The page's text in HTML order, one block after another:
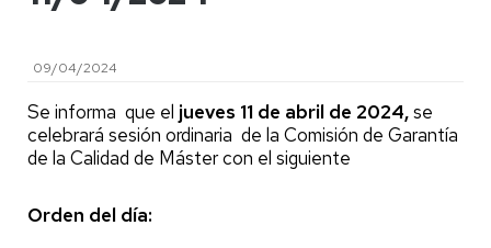
09/04/2024
Se informa que el jueves 11 de abril de 2024,se
celebrará sesión ordinaria de la Comisión de Garantía
de la Calidad de Máster con el siguiente
Orden del día: